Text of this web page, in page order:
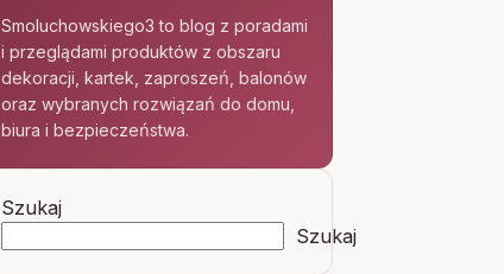
Smoluchowskiego3 to blog z poradami
i przeglądami produktów z obszaru
dekoracji, kartek, zaproszeń, balonów
oraz wybranych rozwiązań do domu,
biura i bezpieczeństwa.
Szukaj
Szukaj